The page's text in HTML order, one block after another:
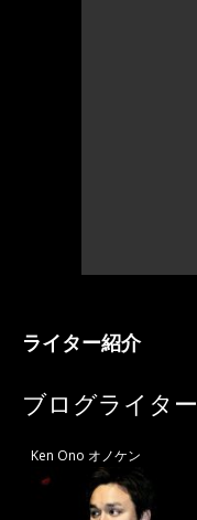
ライター紹介
ブログライター
Ken Ono オノケン